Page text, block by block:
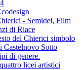
- Semidei, Film
di Riace
del Chierici simbolo
Castelnovo Sotto
di genere.
licei artistici